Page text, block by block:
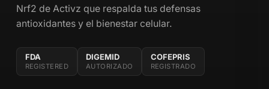
Nrf2 de Activz que respalda tus defensas
antioxidantes y el bienestar celular.
FDA
REGISTERED
DIGEMID
AUTORIZADO
COFEPRIS
REGISTRADO